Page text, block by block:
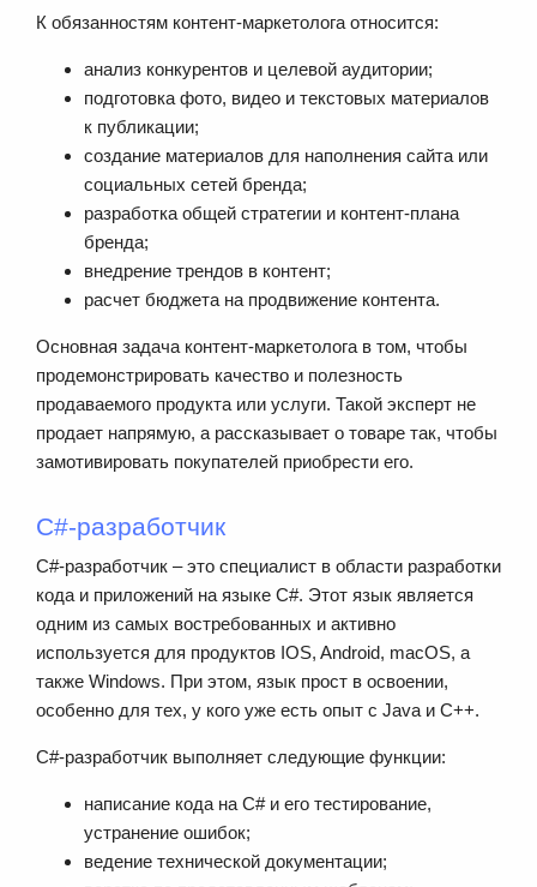
К обязанностям контент-маркетолога относится:
анализ конкурентов и целевой аудитории;
подготовка фото, видео и текстовых материалов
к публикации;
создание материалов для наполнения сайта или
социальных сетей бренда;
разработка общей стратегии и контент-плана
бренда;
внедрение трендов в контент;
расчет бюджета на продвижение контента.
Основная задача контент-маркетолога в том, чтобы
продемонстрировать качество и полезность
продаваемого продукта или услуги. Такой эксперт не
продает напрямую, а рассказывает о товаре так, чтобы
замотивировать покупателей приобрести его.
C#-разработчик
C#-разработчик – это специалист в области разработки
кода и приложений на языке C#. Этот язык является
одним из самых востребованных и активно
используется для продуктов IOS, Android, macOS, а
также Windows. При этом, язык прост в освоении,
особенно для тех, у кого уже есть опыт с Java и С++.
C#-разработчик выполняет следующие функции:
написание кода на C# и его тестирование,
устранение ошибок;
ведение технической документации;